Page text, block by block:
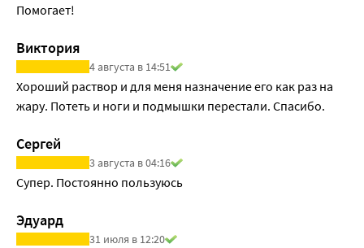
Помогает!
Виктория
4 августа в 14:51
Хороший раствор и для меня назначение его как раз на
жару. Потеть и ноги и подмышки перестали. Спасибо.
Сергей
3 августа в 04:16
Супер. Постоянно пользуюсь
Эдуард
31 июля в 12:20